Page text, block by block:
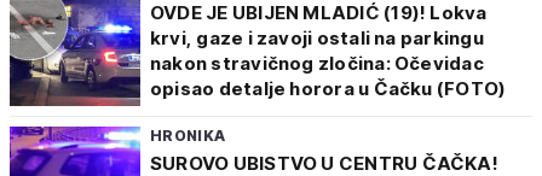
OVDE JE UBIJEN MLADIĆ (19)! Lokva
krvi, gaze i zavoji ostali na parkingu
nakon stravičnog zločina: Očevidac
opisao detalje horora u Čačku (FOTO)
HRONIKA
SUROVO UBISTVO U CENTRU ČAČKA!